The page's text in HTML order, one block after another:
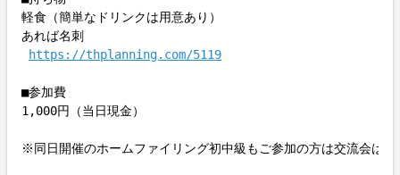
軽食（簡単なドリンクは用意あり）
あれば名刺
https://thplanning.com/5119
■参加費
1,000円（当日現金）
※同日開催のホームファイリング初中級もご参加の方は交流会は無